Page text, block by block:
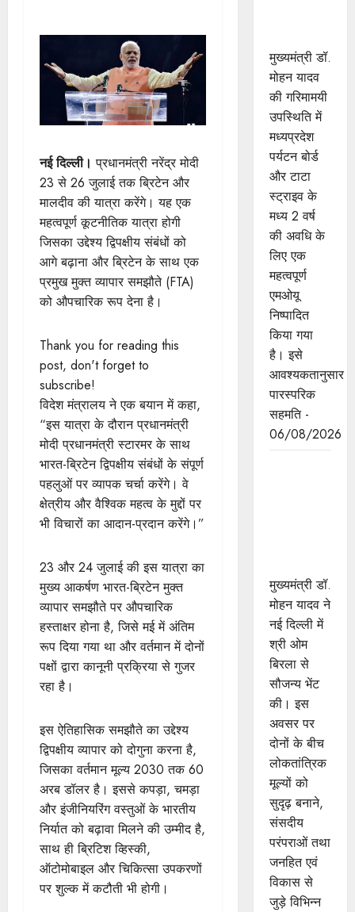
नई दिल्ली।प्रधानमंत्री नरेंद्र मोदी
23 से 26 जुलाई तक ब्रिटेन और
मालदीव की यात्रा करेंगे। यह एक
महत्वपूर्ण कूटनीतिक यात्रा होगी
जिसका उद्देश्य द्विपक्षीय संबंधों को
आगे बढ़ाना और ब्रिटेन के साथ एक
प्रमुख मुक्त व्यापार समझौते (FTA)
को औपचारिक रूप देना है।
Thank you for reading this
post, don't forget to
subscribe!
विदेश मंत्रालय ने एक बयान में कहा,
“इस यात्रा के दौरान प्रधानमंत्री
मोदी प्रधानमंत्री स्टारमर के साथ
भारत-ब्रिटेन द्विपक्षीय संबंधों के संपूर्ण
पहलुओं पर व्यापक चर्चा करेंगे। वे
क्षेत्रीय और वैश्विक महत्व के मुद्दों पर
भी विचारों का आदान-प्रदान करेंगे।”
23 और 24 जुलाई की इस यात्रा का
मुख्य आकर्षण भारत-ब्रिटेन मुक्त
व्यापार समझौते पर औपचारिक
हस्ताक्षर होना है, जिसे मई में अंतिम
रूप दिया गया था और वर्तमान में दोनों
पक्षों द्वारा कानूनी प्रक्रिया से गुजर
रहा है।
इस ऐतिहासिक समझौते का उद्देश्य
द्विपक्षीय व्यापार को दोगुना करना है,
जिसका वर्तमान मूल्य 2030 तक 60
अरब डॉलर है। इससे कपड़ा, चमड़ा
और इंजीनियरिंग वस्तुओं के भारतीय
निर्यात को बढ़ावा मिलने की उम्मीद है,
साथ ही ब्रिटिश व्हिस्की,
ऑटोमोबाइल और चिकित्सा उपकरणों
पर शुल्क में कटौती भी होगी।
मुख्यमंत्री डॉ.
मोहन यादव
की गरिमामयी
उपस्थिति में
मध्यप्रदेश
पर्यटन बोर्ड
और टाटा
स्ट्राइव के
मध्य 2 वर्ष
की अवधि के
लिए एक
महत्वपूर्ण
एमओयू
निष्पादित
किया गया
है। इसे
आवश्यकतानुसार
पारस्परिक
सहमति -
06/08/2026
मुख्यमंत्री डॉ.
मोहन यादव ने
नई दिल्ली में
श्री ओम
बिरला से
सौजन्य भेंट
की। इस
अवसर पर
दोनों के बीच
लोकतांत्रिक
मूल्यों को
सुदृढ़ बनाने,
संसदीय
परंपराओं तथा
जनहित एवं
विकास से
जुड़े विभिन्न